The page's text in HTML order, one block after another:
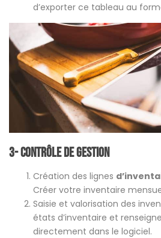
d’exporter ce tableau au
3- Contrôle de gestion
Création des lignes
Créer votre inventaire
Saisie et valorisation des
états d’inventaire et
directement dans le logiciel.